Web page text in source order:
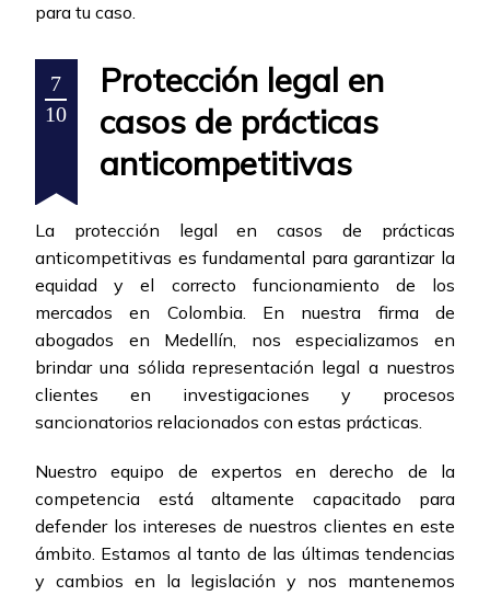
para tu caso.
7
10
Protección legal en
casos de prácticas
anticompetitivas
La protección legal en casos de prácticas
anticompetitivas es fundamental para garantizar la
equidad y el correcto funcionamiento de los
mercados en Colombia. En nuestra firma de
abogados en Medellín, nos especializamos en
brindar una sólida representación legal a nuestros
clientes en investigaciones y procesos
sancionatorios relacionados con estas prácticas.
Nuestro equipo de expertos en derecho de la
competencia está altamente capacitado para
defender los intereses de nuestros clientes en este
ámbito. Estamos al tanto de las últimas tendencias
y cambios en la legislación y nos mantenemos